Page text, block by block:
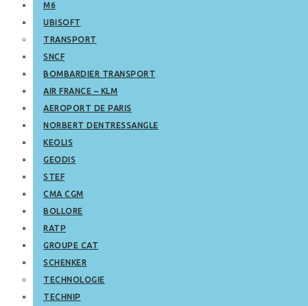
M6
UBISOFT
TRANSPORT
SNCF
BOMBARDIER TRANSPORT
AIR FRANCE – KLM
AEROPORT DE PARIS
NORBERT DENTRESSANGLE
KEOLIS
GEODIS
STEF
CMA CGM
BOLLORE
RATP
GROUPE CAT
SCHENKER
TECHNOLOGIE
TECHNIP